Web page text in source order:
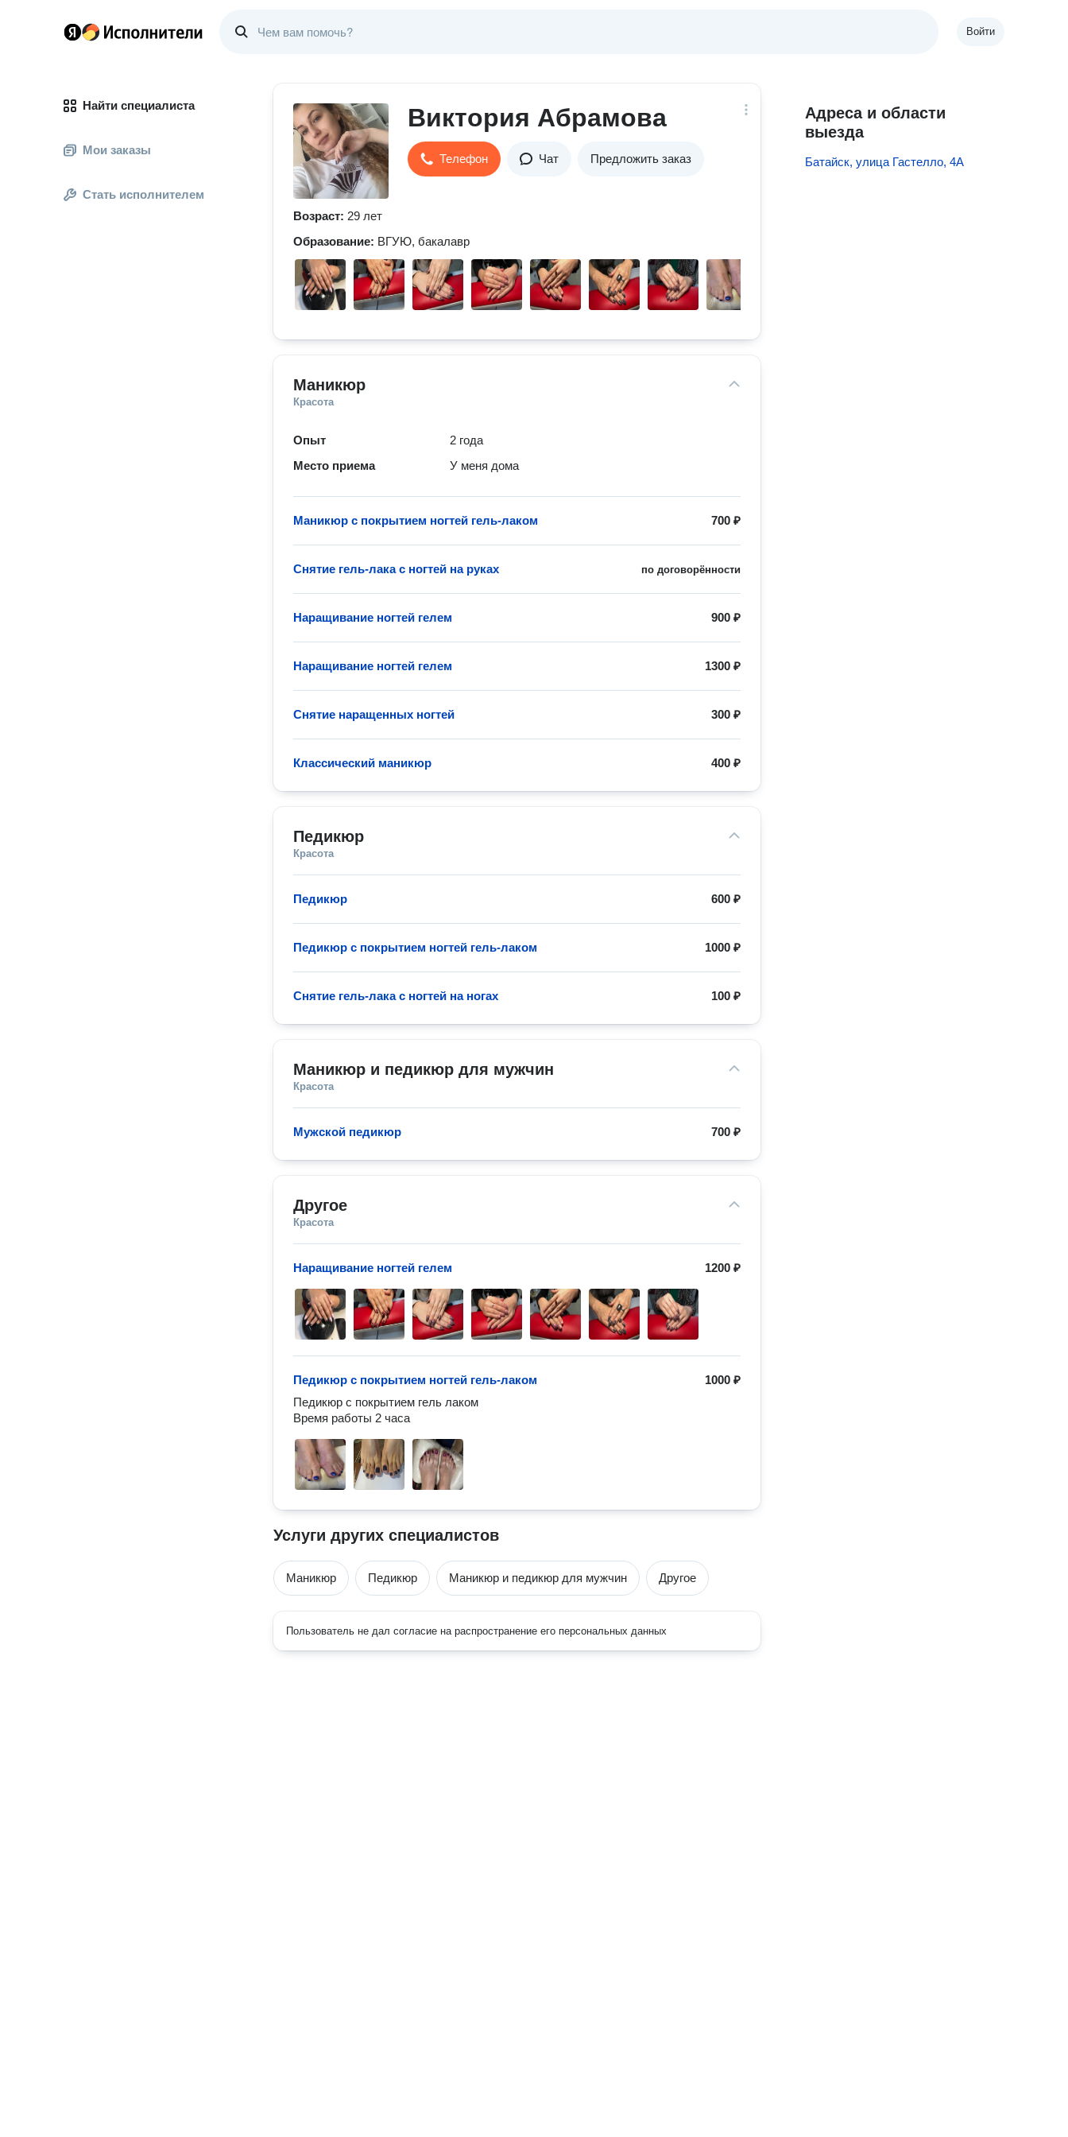
Войти
Найти специалиста
Мои заказы
Стать исполнителем
Виктория Абрамова
Телефон Чат Предложить заказ
Возраст: 29 лет
Образование: ВГУЮ, бакалавр
Маникюр
Красота
Опыт
2 года
Место приема
У меня дома
700 ₽
Маникюр с покрытием ногтей гель-лаком
по договорённости
Снятие гель-лака с ногтей на руках
900 ₽
Наращивание ногтей гелем
1300 ₽
Наращивание ногтей гелем
300 ₽
Снятие наращенных ногтей
400 ₽
Классический маникюр
Педикюр
Красота
600 ₽
Педикюр
1000 ₽
Педикюр с покрытием ногтей гель-лаком
100 ₽
Снятие гель-лака с ногтей на ногах
Маникюр и педикюр для мужчин
Красота
700 ₽
Мужской педикюр
Другое
Красота
1200 ₽
Наращивание ногтей гелем
1000 ₽
Педикюр с покрытием ногтей гель-лаком
Педикюр с покрытием гель лаком
Время работы 2 часа
Услуги других специалистов
Маникюр Педикюр Маникюр и педикюр для мужчин Другое
Пользователь не дал согласие на распространение его персональных данных
Адреса и области
выезда
Батайск, улица Гастелло, 4А